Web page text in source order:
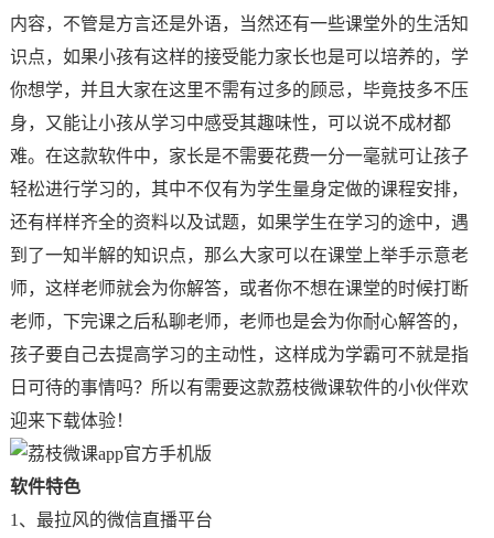
内容，不管是方言还是外语，当然还有一些课堂外的生活知
识点，如果小孩有这样的接受能力家长也是可以培养的，学
你想学，并且大家在这里不需有过多的顾忌，毕竟技多不压
身，又能让小孩从学习中感受其趣味性，可以说不成材都
难。在这款软件中，家长是不需要花费一分一毫就可让孩子
轻松进行学习的，其中不仅有为学生量身定做的课程安排，
还有样样齐全的资料以及试题，如果学生在学习的途中，遇
到了一知半解的知识点，那么大家可以在课堂上举手示意老
师，这样老师就会为你解答，或者你不想在课堂的时候打断
老师，下完课之后私聊老师，老师也是会为你耐心解答的，
孩子要自己去提高学习的主动性，这样成为学霸可不就是指
日可待的事情吗？所以有需要这款荔枝微课软件的小伙伴欢
迎来下载体验！
软件特色
1、最拉风的微信直播平台